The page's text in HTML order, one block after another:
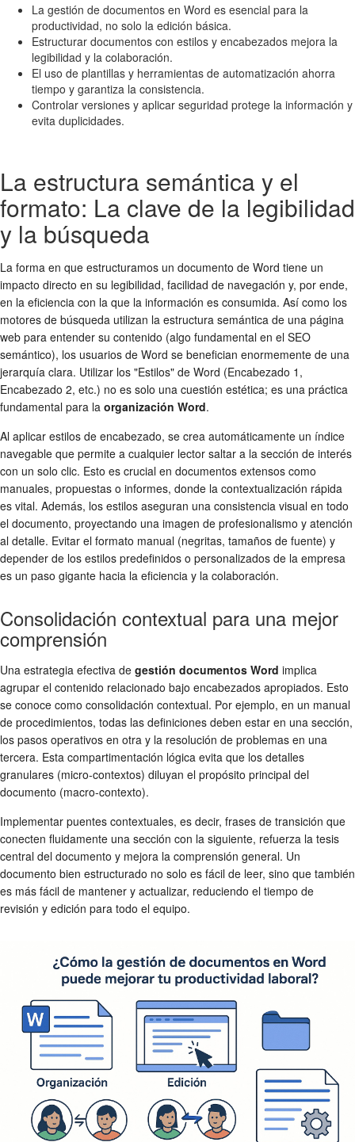
La gestión de documentos en Word es esencial para la
productividad, no solo la edición básica.
Estructurar documentos con estilos y encabezados mejora la
legibilidad y la colaboración.
El uso de plantillas y herramientas de automatización ahorra
tiempo y garantiza la consistencia.
Controlar versiones y aplicar seguridad protege la información y
evita duplicidades.
La estructura semántica y el
formato: La clave de la legibilidad
y la búsqueda
La forma en que estructuramos un documento de Word tiene un
impacto directo en su legibilidad, facilidad de navegación y, por ende,
en la eficiencia con la que la información es consumida. Así como los
motores de búsqueda utilizan la estructura semántica de una página
web para entender su contenido (algo fundamental en el SEO
semántico), los usuarios de Word se benefician enormemente de una
jerarquía clara. Utilizar los "Estilos" de Word (Encabezado 1,
Encabezado 2, etc.) no es solo una cuestión estética; es una práctica
fundamental para la organización Word.
Al aplicar estilos de encabezado, se crea automáticamente un índice
navegable que permite a cualquier lector saltar a la sección de interés
con un solo clic. Esto es crucial en documentos extensos como
manuales, propuestas o informes, donde la contextualización rápida
es vital. Además, los estilos aseguran una consistencia visual en todo
el documento, proyectando una imagen de profesionalismo y atención
al detalle. Evitar el formato manual (negritas, tamaños de fuente) y
depender de los estilos predefinidos o personalizados de la empresa
es un paso gigante hacia la eficiencia y la colaboración.
Consolidación contextual para una mejor
comprensión
Una estrategia efectiva de gestión documentos Word implica
agrupar el contenido relacionado bajo encabezados apropiados. Esto
se conoce como consolidación contextual. Por ejemplo, en un manual
de procedimientos, todas las definiciones deben estar en una sección,
los pasos operativos en otra y la resolución de problemas en una
tercera. Esta compartimentación lógica evita que los detalles
granulares (micro-contextos) diluyan el propósito principal del
documento (macro-contexto).
Implementar puentes contextuales, es decir, frases de transición que
conecten fluidamente una sección con la siguiente, refuerza la tesis
central del documento y mejora la comprensión general. Un
documento bien estructurado no solo es fácil de leer, sino que también
es más fácil de mantener y actualizar, reduciendo el tiempo de
revisión y edición para todo el equipo.